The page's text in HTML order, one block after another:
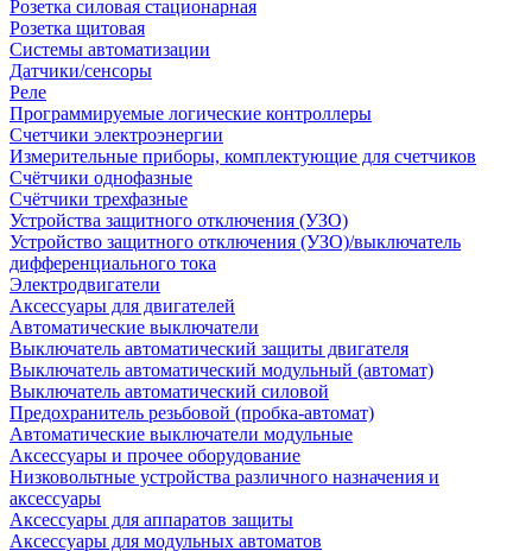
Розетка силовая стационарная
Розетка щитовая
Системы автоматизации
Датчики/сенсоры
Реле
Программируемые логические контроллеры
Счетчики электроэнергии
Измерительные приборы, комплектующие для счетчиков
Счётчики однофазные
Счётчики трехфазные
Устройства защитного отключения (УЗО)
Устройство защитного отключения (УЗО)/выключатель
дифференциального тока
Электродвигатели
Аксессуары для двигателей
Автоматические выключатели
Выключатель автоматический защиты двигателя
Выключатель автоматический модульный (автомат)
Выключатель автоматический силовой
Предохранитель резьбовой (пробка-автомат)
Автоматические выключатели модульные
Аксессуары и прочее оборудование
Низковольтные устройства различного назначения и
аксессуары
Аксессуары для аппаратов защиты
Аксессуары для модульных автоматов